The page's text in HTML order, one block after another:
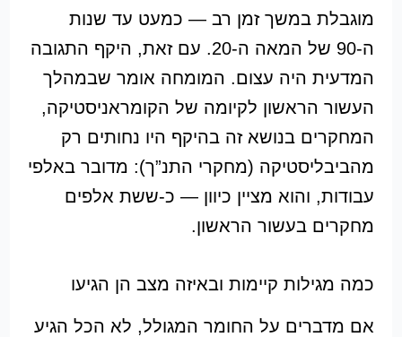
מוגבלת במשך זמן רב — כמעט עד שנות
ה-90 של המאה ה-20. עם זאת, היקף התגובה
המדעית היה עצום. המומחה אומר שבמהלך
העשור הראשון לקיומה של הקומראניסטיקה,
המחקרים בנושא זה בהיקף היו נחותים רק
מהביבליסטיקה (מחקרי התנ”ך): מדובר באלפי
עבודות, והוא מציין כיוון — כ-ששת אלפים
מחקרים בעשור הראשון.
כמה מגילות קיימות ובאיזה מצב הן הגיעו
אם מדברים על החומר המגולל, לא הכל הגיע